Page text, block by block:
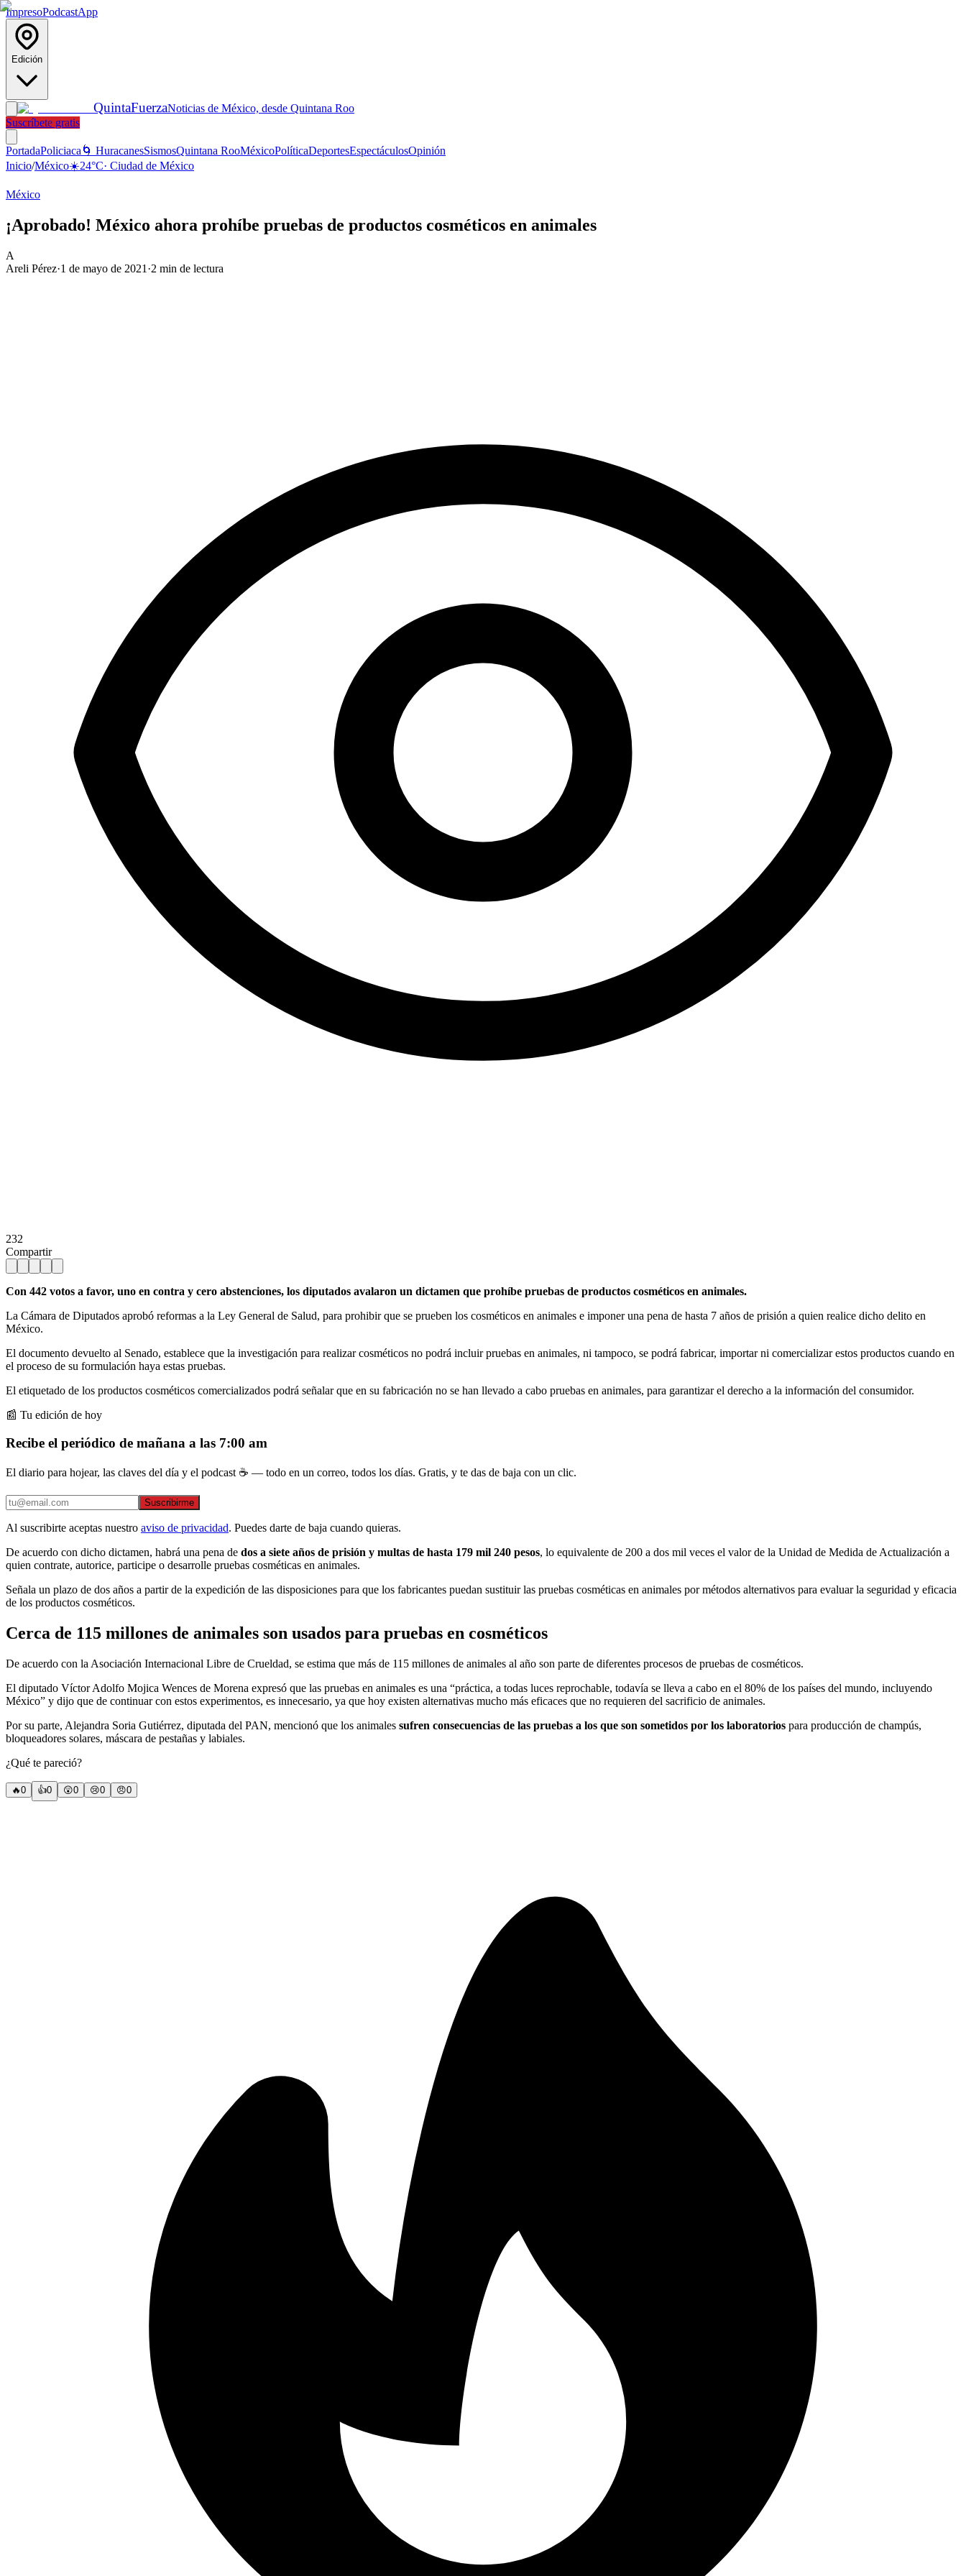
ImpresoPodcastApp
Edición
QuintaFuerzaNoticias de México, desde Quintana Roo
Suscríbete gratis
PortadaPoliciaca 🌀 HuracanesSismosQuintana RooMéxicoPolíticaDeportesEspectáculosOpinión
Inicio/México☀️24°C· Ciudad de México
México
¡Aprobado! México ahora prohíbe pruebas de productos cosméticos en animales
A
Areli Pérez·1 de mayo de 2021 ·2 min de lectura
232
Compartir
Con 442 votos a favor, uno en contra y cero abstenciones, los diputados avalaron un dictamen que prohíbe pruebas de productos cosméticos en animales.
La Cámara de Diputados aprobó reformas a la Ley General de Salud, para prohibir que se prueben los cosméticos en animales e imponer una pena de hasta 7 años de prisión a quien realice dicho delito en
México.
El documento devuelto al Senado, establece que la investigación para realizar cosméticos no podrá incluir pruebas en animales, ni tampoco, se podrá fabricar, importar ni comercializar estos productos cuando en
el proceso de su formulación haya estas pruebas.
El etiquetado de los productos cosméticos comercializados podrá señalar que en su fabricación no se han llevado a cabo pruebas en animales, para garantizar el derecho a la información del consumidor.
📰 Tu edición de hoy
Recibe el periódico de mañana a las 7:00 am
El diario para hojear, las claves del día y el podcast ☕ — todo en un correo, todos los días. Gratis, y te das de baja con un clic.
Suscribirme
Al suscribirte aceptas nuestro aviso de privacidad. Puedes darte de baja cuando quieras.
De acuerdo con dicho dictamen, habrá una pena de dos a siete años de prisión y multas de hasta 179 mil 240 pesos, lo equivalente de 200 a dos mil veces el valor de la Unidad de Medida de Actualización a
quien contrate, autorice, participe o desarrolle pruebas cosméticas en animales.
Señala un plazo de dos años a partir de la expedición de las disposiciones para que los fabricantes puedan sustituir las pruebas cosméticas en animales por métodos alternativos para evaluar la seguridad y eficacia
de los productos cosméticos.
Cerca de 115 millones de animales son usados para pruebas en cosméticos
De acuerdo con la Asociación Internacional Libre de Crueldad, se estima que más de 115 millones de animales al año son parte de diferentes procesos de pruebas de cosméticos.
El diputado Víctor Adolfo Mojica Wences de Morena expresó que las pruebas en animales es una “práctica, a todas luces reprochable, todavía se lleva a cabo en el 80% de los países del mundo, incluyendo
México” y dijo que de continuar con estos experimentos, es innecesario, ya que hoy existen alternativas mucho más eficaces que no requieren del sacrificio de animales.
Por su parte, Alejandra Soria Gutiérrez, diputada del PAN, mencionó que los animales sufren consecuencias de las pruebas a los que son sometidos por los laboratorios para producción de champús,
bloqueadores solares, máscara de pestañas y labiales.
¿Qué te pareció?
🔥0 👍0 😲0 😢0 😠0